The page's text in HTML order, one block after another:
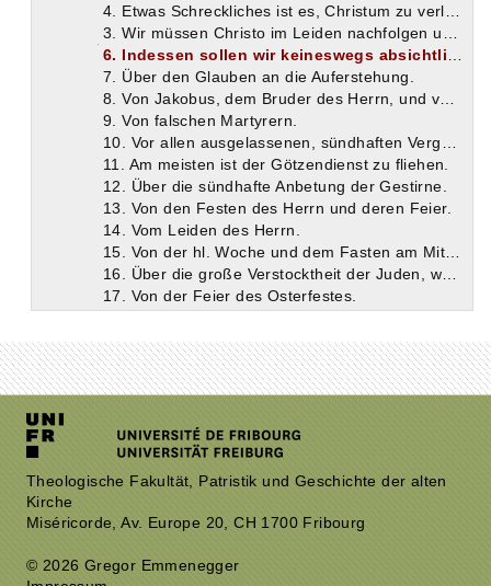
4. Etwas Schreckliches ist es, Christum zu verläugnen.
3. Wir müssen Christo im Leiden nachfolgen und seine Geduld nachahmen.
6. Indessen sollen wir keineswegs absichtlich der Verfolgung und Marter uns entgegenstürzen.
7. Über den Glauben an die Auferstehung.
8. Von Jakobus, dem Bruder des Herrn, und von Stephanus, dem ersten Martyrer.
9. Von falschen Martyrern.
10. Vor allen ausgelassenen, sündhaften Vergnügungen muß man sich hüten.
11. Am meisten ist der Götzendienst zu fliehen.
12. Über die sündhafte Anbetung der Gestirne.
13. Von den Festen des Herrn und deren Feier.
14. Vom Leiden des Herrn.
15. Von der hl. Woche und dem Fasten am Mittwoch und Freitag.
16. Über die große Verstocktheit der Juden, welche die Prophezeiungen nicht erkannten und den Heiland kreuzigten; darum ist ihnen auch das Reich genommen und euch zugetheilt worden.
17. Von der Feier des Osterfestes.
19. Von der Feier des großen Sabbats und von dem Auferstehungstage.
20. Weissagung über Jesus Christus.
Sechstes Buch: Von den Schismatikern und Ketzern.
Achtes Buch: Von den Gnadengaben; Liturgie des Opfers, der heiligen Weihen und des Stundengebetes; kirchliche Canonen.
Theologische Fakultät, Patristik und Geschichte der alten
Kirche
Miséricorde, Av. Europe 20, CH 1700 Fribourg
© 2026 Gregor Emmenegger